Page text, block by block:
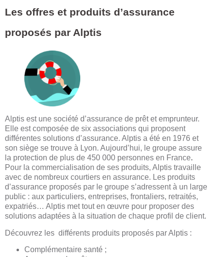
Les offres et produits d’assurance
proposés par Alptis
Alptis est une société d’assurance de prêt et emprunteur.
Elle est composée de six associations qui proposent
différentes solutions d’assurance. Alptis a été en 1976 et
son siège se trouve à Lyon. Aujourd’hui, le groupe assure
la protection de plus de 450 000 personnes en France.
Pour la commercialisation de ses produits, Alptis travaille
avec de nombreux courtiers en assurance. Les produits
d’assurance proposés par le groupe s’adressent à un large
public : aux particuliers, entreprises, frontaliers, retraités,
expatriés… Alptis met tout en œuvre pour proposer des
solutions adaptées à la situation de chaque profil de client.
Découvrez les différents produits proposés par Alptis :
Complémentaire santé ;